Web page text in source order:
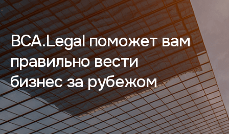
BCA.Legal поможет вам
правильно вести
бизнес за рубежом